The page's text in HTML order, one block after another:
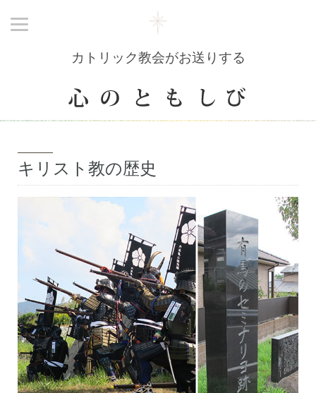
カトリック教会がお送りする
キリスト教の歴史